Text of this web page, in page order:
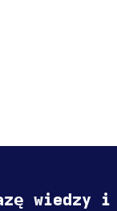
wiedzy i